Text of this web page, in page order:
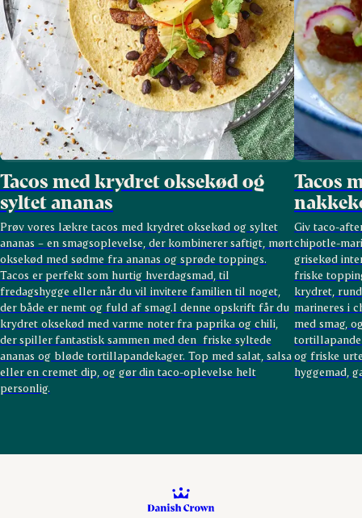
Tacos med krydret oksekød og
syltet ananas
Prøv vores lækre tacos med krydret oksekød og syltet
ananas – en smagsoplevelse, der kombinerer saftigt, mørt
oksekød med sødme fra ananas og sprøde toppings.
Tacos er perfekt som hurtig hverdagsmad, til
fredagshygge eller når du vil invitere familien til noget,
der både er nemt og fuld af smag.I denne opskrift får du
krydret oksekød med varme noter fra paprika og chili,
der spiller fantastisk sammen med den friske syltede
ananas og bløde tortillapandekager. Top med salat, salsa
eller en cremet dip, og gør din taco-oplevelse helt
personlig.
Tacos
Giv taco-
chipotle-
grisekød
friske
krydret,
marineres i
med smag,
og friske
hyggemad,